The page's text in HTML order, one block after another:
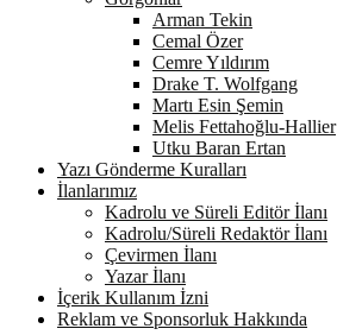
Arman Tekin
Cemal Özer
Cemre Yıldırım
Drake T. Wolfgang
Martı Esin Şemin
Melis Fettahoğlu-Hallier
Utku Baran Ertan
Yazı Gönderme Kuralları
İlanlarımız
Kadrolu ve Süreli Editör İlanı
Kadrolu/Süreli Redaktör İlanı
Çevirmen İlanı
Yazar İlanı
İçerik Kullanım İzni
Reklam ve Sponsorluk Hakkında